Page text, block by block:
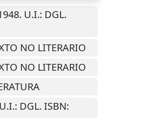
. U.I.: DGL.
NO LITERARIO
NO LITERARIO
U.I.: DGL. ISBN: